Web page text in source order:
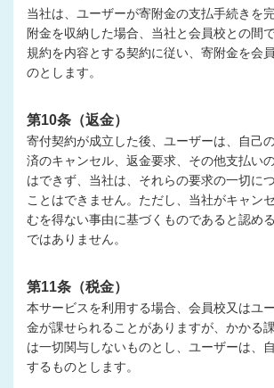
当社は、ユーザーが寄附金の支払手続きを
附金を収納した場合、当社と会員校との間
規約を内容とする契約に従い、寄附金を会
のとします。
第10条（返金）
寄付契約が成立した後、ユーザーは、自己
済のキャンセル、返金要求、その他支払い
はできず、当社は、それらの要求の一切に
ことはできません。ただし、当社がキャン
むを得ない事由に基づくものであると認め
ではありません。
第11条（税金）
本サービスを利用する場合、会員校又はユ
金が課せられることがありますが、かかる
は一切関与しないものとし、ユーザーは、
するものとします。